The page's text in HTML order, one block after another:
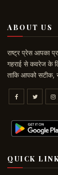
ABOUT US
राष्ट्र प्रेस आपका
गहराई से कवरेज के
ताकि आपको सटीक,
QUICK